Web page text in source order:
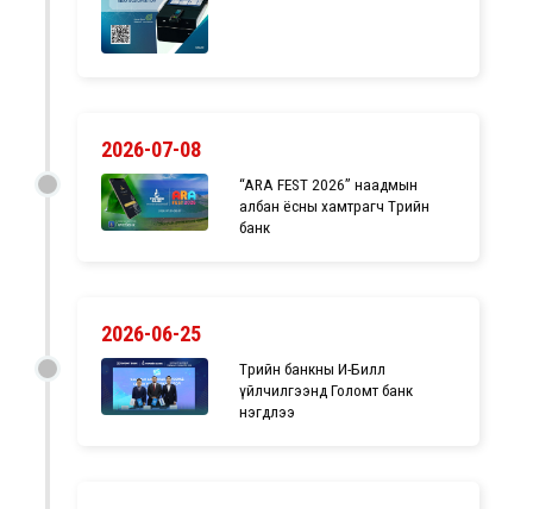
2026-07-08
“ARA FEST 2026” наадмын
албан ёсны хамтрагч Төрийн
банк
2026-06-25
Төрийн банкны И-Билл
үйлчилгээнд Голомт банк
нэгдлээ